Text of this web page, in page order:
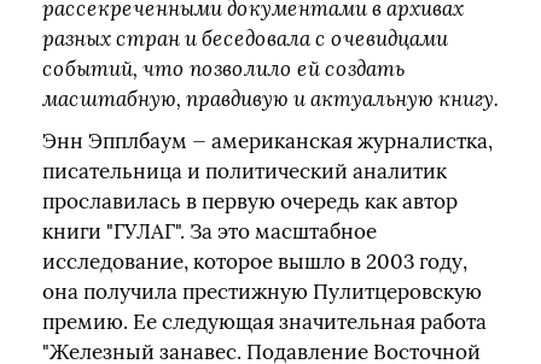
рассекреченными документами в архивах
разных стран и беседовала с очевидцами
событий, что позволило ей создать
масштабную, правдивую и актуальную книгу.
Энн Эпплбаум — американская журналистка,
писательница и политический аналитик
прославилась в первую очередь как автор
книги "ГУЛАГ". За это масштабное
исследование, которое вышло в 2003 году,
она получила престижную Пулитцеровскую
премию. Ее следующая значительная работа
"Железный занавес. Подавление Восточной